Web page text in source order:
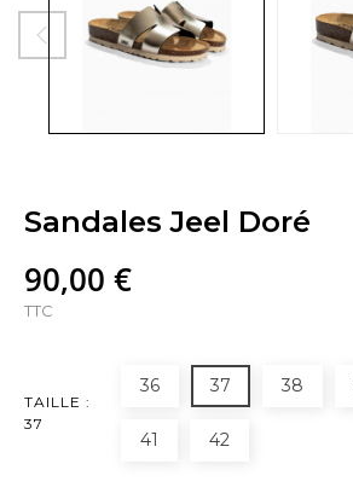
Sandales Jeel Doré
90,00 €
TTC
TAILLE :
37
36 37 38
41 42